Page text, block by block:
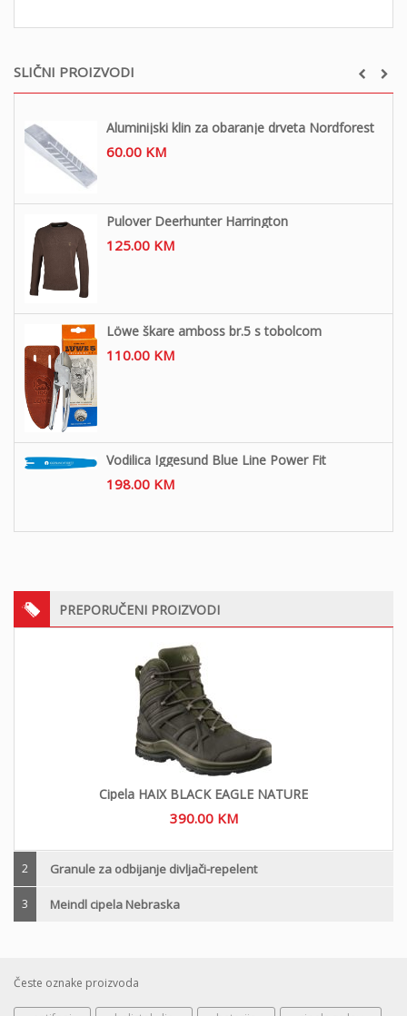
SLIČNI PROIZVODI
Aluminijski klin za obaranje drveta Nordforest
60.00 KM
Pulover Deerhunter Harrington
125.00 KM
Löwe škare amboss br.5 s tobolcom
110.00 KM
Vodilica Iggesund Blue Line Power Fit
198.00 KM
PREPORUČENI PROIZVODI
Cipela HAIX BLACK EAGLE NATURE
390.00 KM
2 Granule za odbijanje divljači-repelent
3 Meindl cipela Nebraska
Česte oznake proizvoda